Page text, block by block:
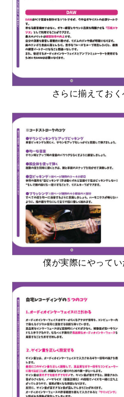
さらに揃えておく
僕が実際にやってい